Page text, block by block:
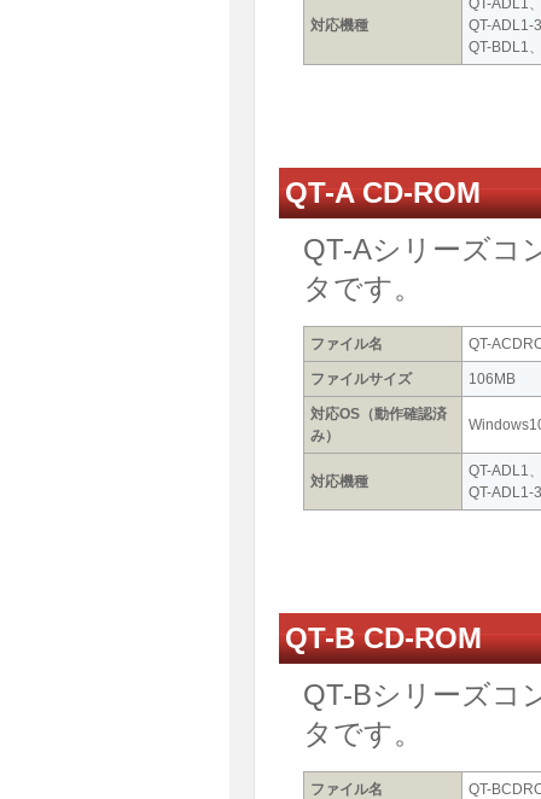
対応機種
QT-ADL1
QT-ADL1-
QT-BDL1
QT-A CD-ROM
QT-Aシリーズコ
タです。
ファイル名 QT-
ファイルサイズ 106MB
対応OS（動作確認済
み）
対応機種
QT-ADL1
QT-ADL1-
QT-B CD-ROM
QT-Bシリーズコ
タです。
ファイル名 QT-